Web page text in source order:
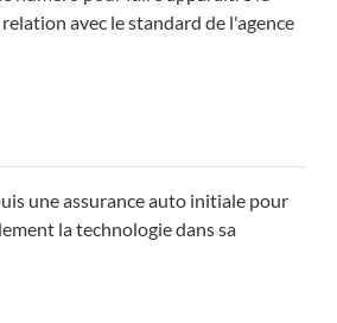
avec le standard de l'agence
une assurance auto initiale pour
la technologie dans sa